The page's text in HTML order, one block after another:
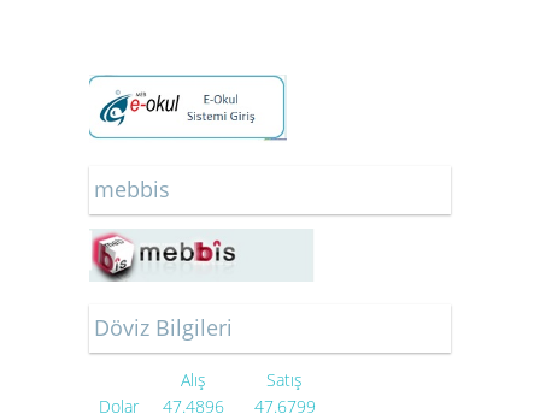
mebbis
Döviz Bilgileri
Alış
Satış
Dolar
47.4896
47.6799